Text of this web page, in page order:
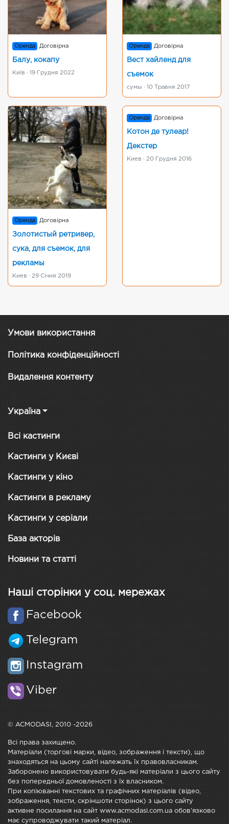
Оренда Договірна
Балу, кокапу
Київ · 19 Грудня 2022
Оренда Договірна
Вест хайленд для
съемок
сумы · 10 Травня 2017
Оренда Договірна
Золотистый ретривер,
сука, для съемок, для
рекламы
Киев · 29 Січня 2019
Оренда Договірна
Котон де тулеар!
Декстер
Киев · 20 Грудня 2016
Умови використання
Політика конфіденційності
Видалення контенту
Україна
Всі кастинги
Кастинги у Києві
Кастинги у кіно
Кастинги в рекламу
Кастинги у серіали
База акторів
Новини та статті
Наші сторінки у соц. мережах
Facebook
Telegram
Instagram
Viber
© ACMODASI, 2010 -2026
Всі права захищено.
Матеріали (торгові марки, відео, зображення і тексти), що
знаходяться на цьому сайті належать їх правовласникам.
Заборонено використовувати будь-які матеріали з цього сайту
без попередньої домовленості з їх власником.
При копіюванні текстових та графічних матеріалів (відео,
зображення, тексти, скріншоти сторінок) з цього сайту
активне посилання на сайт www.acmodasi.com.ua обов'язково
має супроводжувати такий матеріал.